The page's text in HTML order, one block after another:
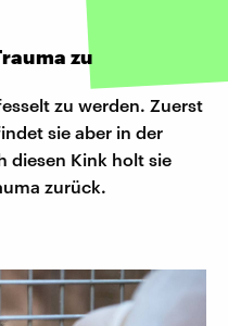
zu
zu werden. Zuerst
sie aber in der
diesen Kink holt sie
zurück.